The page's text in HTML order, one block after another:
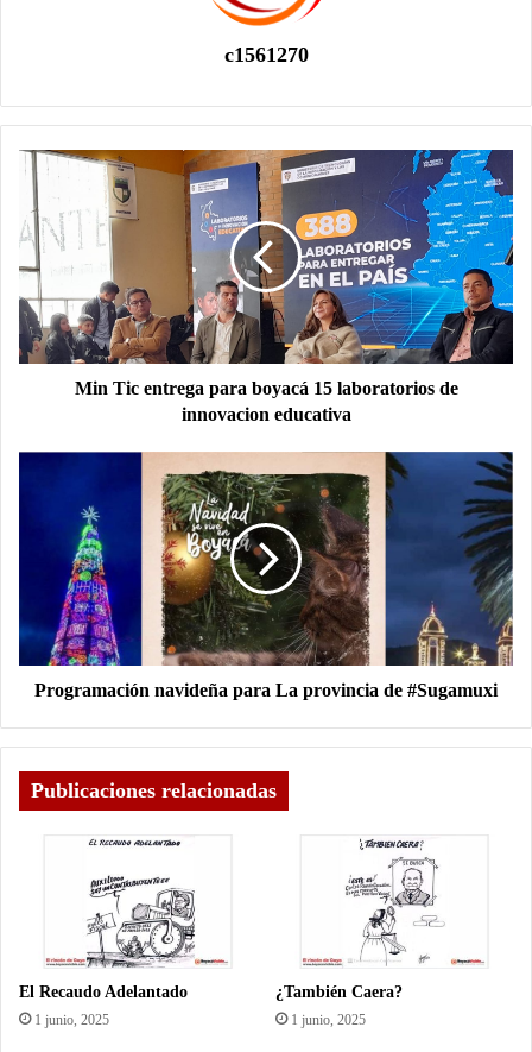
c1561270
Min Tic entrega para boyacá 15 laboratorios de
innovacion educativa
Programación navideña para La provincia de #Sugamuxi
Publicaciones relacionadas
El Recaudo Adelantado
1 junio, 2025
¿También Caera?
1 junio, 2025